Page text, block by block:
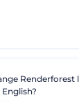
Renderforest